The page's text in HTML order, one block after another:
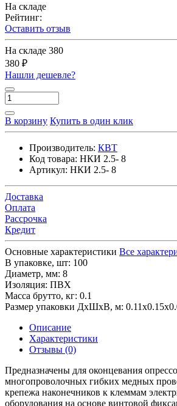
На складе
Рейтинг:
Оставить отзыв
На складе 380
380 ₽
Нашли дешевле?
В корзину Купить в один клик
Производитель: КВТ
Код товара: НКИ 2.5- 8
Артикул: НКИ 2.5- 8
Доставка
Оплата
Рассрочка
Кредит
Основные характеристики Все
В упаковке, шт: 100
Диаметр, мм: 8
Изоляция: ПВХ
Масса брутто, кг: 0.1
Размер упаковки ДхШхВ, м:
Описание
Характеристики
Отзывы (0)
Предназначены для оконцевания
многопроволочных гибких медных
крепежа наконечников к клеммам
оборудования на основе винтовой